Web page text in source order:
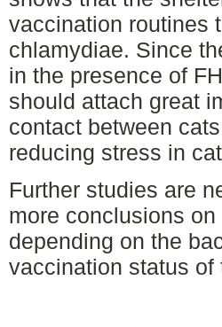
vaccination routines
chlamydiae. Since
in the presence of
should attach great
contact between
reducing stress in
Further studies are
more conclusions
depending on the
vaccination status of